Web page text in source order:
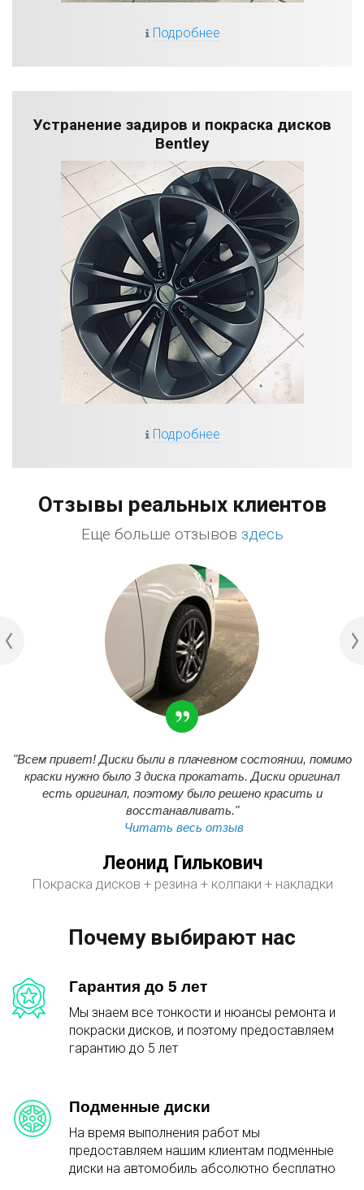
Подробнее
Устранение задиров и покраска дисков
Bentley
Подробнее
Отзывы реальных клиентов
Еще больше отзывов здесь
"Всем привет! Диски были в плачевном состоянии, помимо
краски нужно было 3 диска прокатать. Диски оригинал
есть оригинал, поэтому было решено красить и
восстанавливать."
Читать весь отзыв
Леонид Гилькович
Покраска дисков + резина + колпаки + накладки
Почему выбирают нас
Гарантия до 5 лет
Мы знаем все тонкости и нюансы ремонта и
покраски дисков, и поэтому предоставляем
гарантию до 5 лет
Подменные диски
На время выполнения работ мы
предоставляем нашим клиентам подменные
диски на автомобиль абсолютно бесплатно